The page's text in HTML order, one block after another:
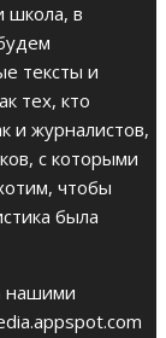
школа, в
тексты и
тех, кто
и журналистов,
с которыми
чтобы
была
нашими